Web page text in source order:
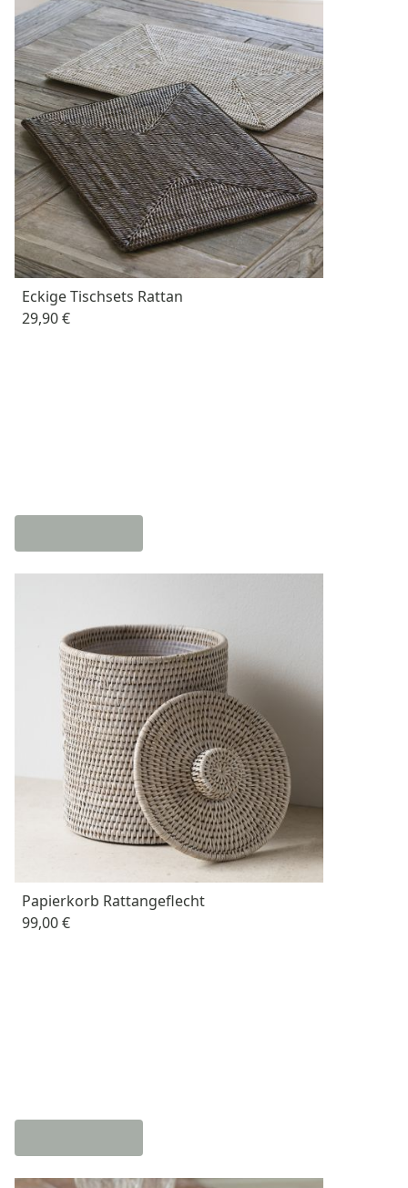
Eckige Tischsets Rattan
29,90 €
Papierkorb Rattangeflecht
99,00 €